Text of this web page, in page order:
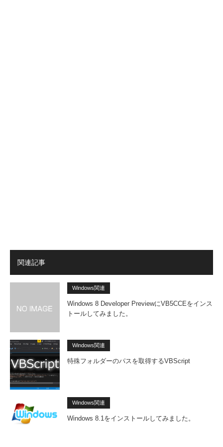
関連記事
Windows関連
Windows 8 Developer PreviewにVB5CCEをインス
トールしてみました。
Windows関連
特殊フォルダーのパスを取得するVBScript
Windows関連
Windows 8.1をインストールしてみました。